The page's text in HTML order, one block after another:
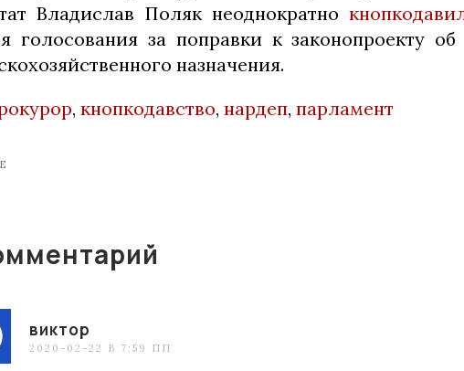
Владислав Поляк неоднократно
голосования за поправки к законопроекту
назначения.
, кнопкодавство, нардеп, парламент
виктор
2020-02-22 В 7:59 ПП